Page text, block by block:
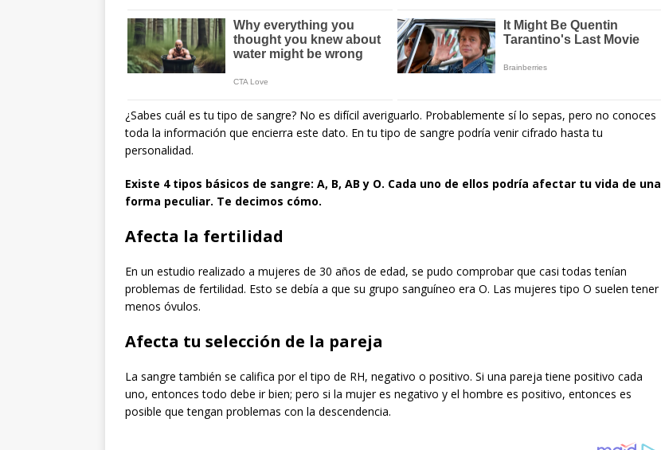
¿Sabes cuál es tu tipo de sangre? No es difícil averiguarlo. Probablemente sí lo sepas, pero no conoces
toda la información que encierra este dato. En tu tipo de sangre podría venir cifrado hasta tu
personalidad.
Existe 4 tipos básicos de sangre: A, B, AB y O. Cada uno de ellos podría afectar tu vida de una
forma peculiar. Te decimos cómo.
Afecta la fertilidad
En un estudio realizado a mujeres de 30 años de edad, se pudo comprobar que casi todas tenían
problemas de fertilidad. Esto se debía a que su grupo sanguíneo era O. Las mujeres tipo O suelen tener
menos óvulos.
Afecta tu selección de la pareja
La sangre también se califica por el tipo de RH, negativo o positivo. Si una pareja tiene positivo cada
uno, entonces todo debe ir bien; pero si la mujer es negativo y el hombre es positivo, entonces es
posible que tengan problemas con la descendencia.